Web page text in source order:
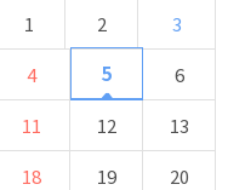
1 2
3
4
5
6
11 12
13
18 19
20